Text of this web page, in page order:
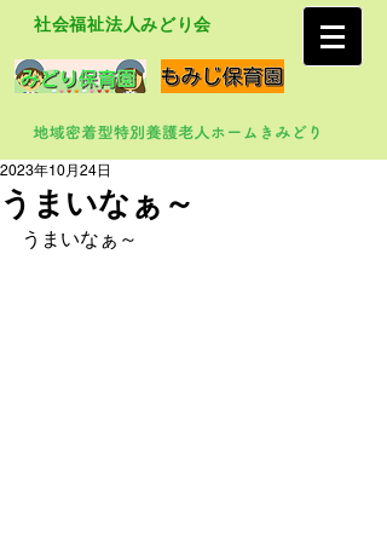
社会福祉法人みどり会
うまいなぁ～
2023年10月24日
うまいなぁ～